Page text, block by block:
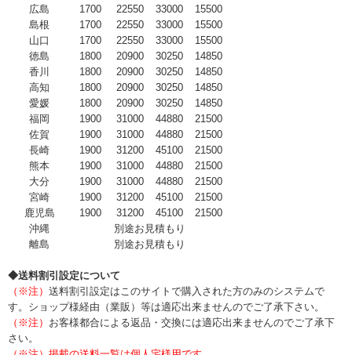
広島
1700 22550 33000
15500
島根
1700 22550 33000
15500
山口
1700 22550 33000
15500
徳島
1800 20900 30250
14850
香川
1800 20900 30250
14850
高知
1800 20900 30250
14850
愛媛
1800 20900 30250
14850
福岡
1900 31000 44880
21500
佐賀
1900 31000 44880
21500
長崎
1900 31200 45100
21500
熊本
1900 31000 44880
21500
大分
1900 31000 44880
21500
宮崎
1900 31200 45100
21500
鹿児島
1900 31200 45100
21500
沖縄
別途お見積もり
離島
別途お見積もり
◆送料割引設定について
（※注） 送料割引設定はこのサイトで購入された方のみのシステムで
す。ショップ様経由（業販）等は適応出来ませんのでご了承下さい。
（※注） お客様都合による返品・交換には適応出来ませんのでご了承下
さい。